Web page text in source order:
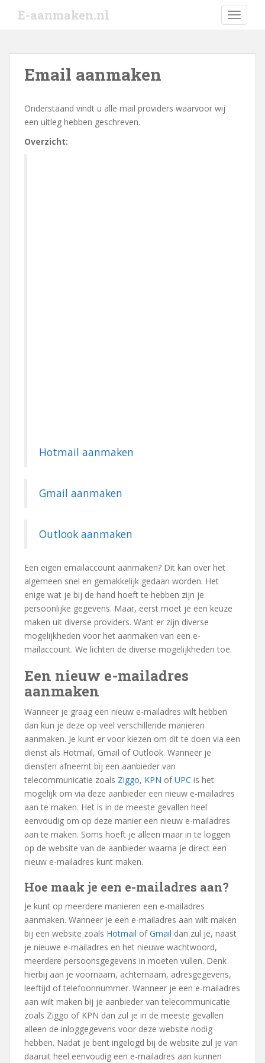
E-aanmaken.nl
Email aanmaken
Onderstaand vindt u alle mail providers waarvoor wij
een uitleg hebben geschreven.
Overzicht:
Hotmail aanmaken
Gmail aanmaken
Outlook aanmaken
Een eigen emailaccount aanmaken? Dit kan over het
algemeen snel en gemakkelijk gedaan worden. Het
enige wat je bij de hand hoeft te hebben zijn je
persoonlijke gegevens. Maar, eerst moet je een keuze
maken uit diverse providers. Want er zijn diverse
mogelijkheden voor het aanmaken van een e-
mailaccount. We lichten de diverse mogelijkheden toe.
Een nieuw e-mailadres
aanmaken
Wanneer je graag een nieuw e-mailadres wilt hebben
dan kun je deze op veel verschillende manieren
aanmaken. Je kunt er voor kiezen om dit te doen via een
dienst als Hotmail, Gmail of Outlook. Wanneer je
diensten afneemt bij een aanbieder van
telecommunicatie zoals Ziggo, KPN ofUPC is het
mogelijk om via deze aanbieder een nieuw e-mailadres
aan te maken. Het is in de meeste gevallen heel
eenvoudig om op deze manier een nieuw e-mailadres
aan te maken. Soms hoeft je alleen maar in te loggen
op de website van de aanbieder waarna je direct een
nieuw e-mailadres kunt maken.
Hoe maak je een e-mailadres aan?
Je kunt op meerdere manieren een e-mailadres
aanmaken. Wanneer je een e-mailadres aan wilt maken
bij een website zoals Hotmail ofGmail dan zul je, naast
je nieuwe e-mailadres en het nieuwe wachtwoord,
meerdere persoonsgegevens in moeten vullen. Denk
hierbij aan je voornaam, achternaam, adresgegevens,
leeftijd of telefoonnummer. Wanneer je een e-mailadres
aan wilt maken bij je aanbieder van telecommunicatie
zoals Ziggo of KPN dan zul je in de meeste gevallen
alleen de inloggegevens voor deze website nodig
hebben. Nadat je bent ingelogd bij de website zul je van
daaruit heel eenvoudig een e-mailadres aan kunnen